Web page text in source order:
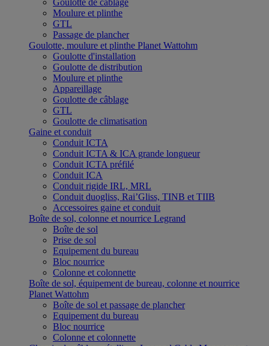
Goulotte de câblage
Moulure et plinthe
GTL
Passage de plancher
Goulotte, moulure et plinthe Planet Wattohm
Goulotte d'installation
Goulotte de distribution
Moulure et plinthe
Appareillage
Goulotte de câblage
GTL
Goulotte de climatisation
Gaine et conduit
Conduit ICTA
Conduit ICTA & ICA grande longueur
Conduit ICTA préfilé
Conduit ICA
Conduit rigide IRL, MRL
Conduit duogliss, Rai’Gliss, TINB et TIIB
Accessoires gaine et conduit
Boîte de sol, colonne et nourrice Legrand
Boîte de sol
Prise de sol
Equipement du bureau
Bloc nourrice
Colonne et colonnette
Boîte de sol, équipement de bureau, colonne et nourrice
Planet Wattohm
Boîte de sol et passage de plancher
Equipement du bureau
Bloc nourrice
Colonne et colonnette